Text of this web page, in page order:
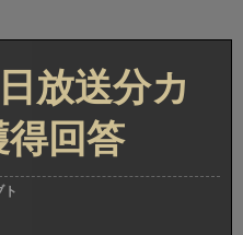
放送分カ
回答
ト